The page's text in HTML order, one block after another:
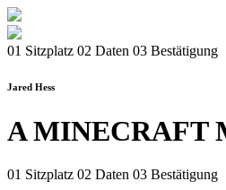
01 Sitzplatz 02 Daten 03 Bestätigung
Jared Hess
A MINECRAFT
01 Sitzplatz 02 Daten 03 Bestätigung